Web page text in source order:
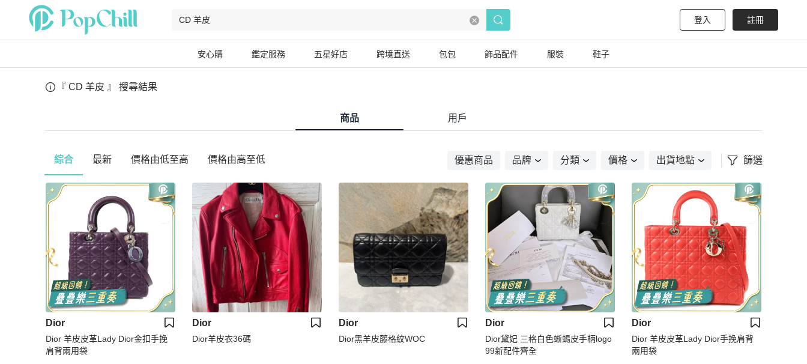
登入 註冊
安心購 鑑定服務 五星好店 跨境直送 包包 飾品配件 服裝 鞋子
『 CD 羊皮 』 搜尋結果
商品 用戶
綜合 最新 價格由低至高 價格由高至低 優惠商品 品牌 分類 價格 出貨地點 篩選
Dior
Dior 羊皮皮革Lady Dior金扣手挽
肩背兩用袋
Dior
Dior羊皮衣36碼
Dior
Dior黑羊皮藤格紋WOC
Dior
Dior黛妃 三格白色蜥蜴皮手柄logo
99新配件齊全
Dior
Dior 羊皮皮革Lady Dior手挽肩背
兩用袋